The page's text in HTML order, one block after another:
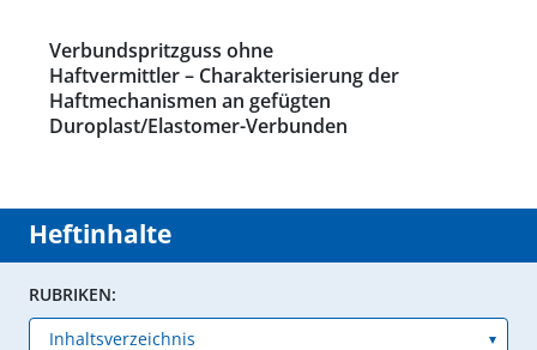
Verbundspritzguss ohne
Haftvermittler – Charakterisierung der
Haftmechanismen an gefügten
Duroplast/Elastomer-Verbunden
Heftinhalte
RUBRIKEN: